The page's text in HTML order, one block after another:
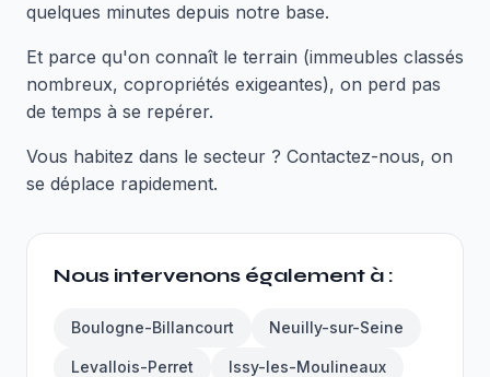
quelques minutes depuis notre base.
Et parce qu'on connaît le terrain (immeubles classés
nombreux, copropriétés exigeantes), on perd pas
de temps à se repérer.
Vous habitez dans le secteur ? Contactez-nous, on
se déplace rapidement.
Nous intervenons également à :
Boulogne-Billancourt Neuilly-sur-Seine
Levallois-Perret Issy-les-Moulineaux